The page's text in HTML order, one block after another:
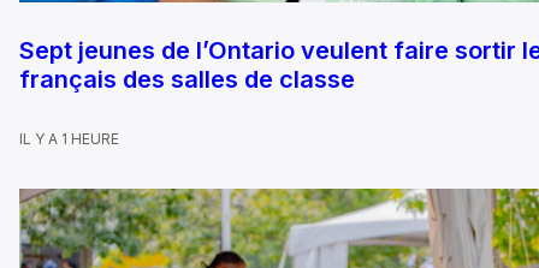
Sept jeunes de l’Ontario veulent faire sortir
français des salles de classe
IL Y A 1 HEURE